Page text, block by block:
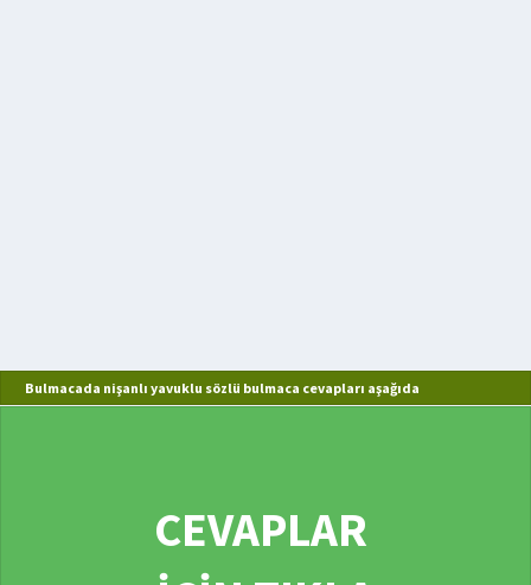
Bulmacada nişanlı yavuklu sözlü bulmaca cevapları aşağıda
CEVAPLAR